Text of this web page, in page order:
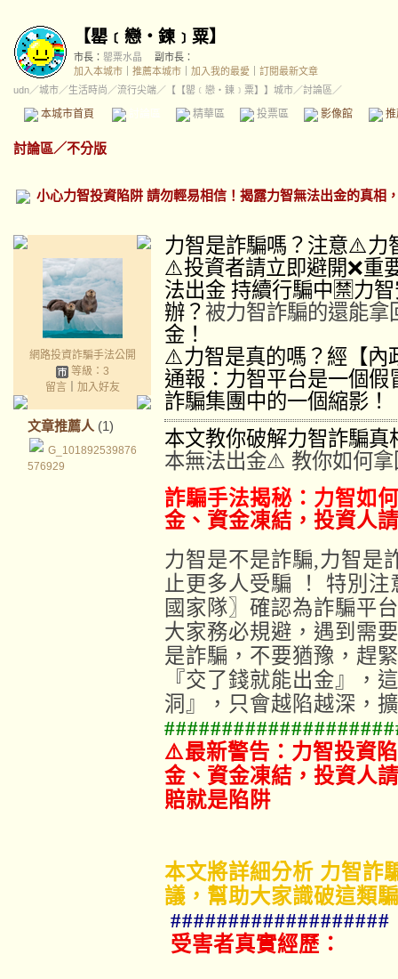
【罌﹝戀‧鍊﹞粟】
市長： 罌粟水晶
副市長：
加入本城市
推薦本城市 加入我的最愛
訂閱最新文章
udn／城市／生活時尚 ／流行尖端／ 【【罌﹝戀‧鍊﹞粟】】城市／討論區／
本城市首頁 精華區 投票區 影像館
討論區／不分版
小心力智投資陷阱 請勿輕易相信！揭露力智無法出金的真相
網路投資詐騙手法公開
等級：3
留言｜ 加入好友
文章推薦人 (1)
G_101892539876
576929
力智是詐騙嗎？注意⚠️力
⚠️投資者請立即避開❌重
法出金 持續行騙中🈲力智
辦？ 被力智詐騙的還能拿
金！
⚠️力智是真的嗎？ 經【內
通報：力智平台是一個
詐騙集團中的一個縮影！
本文教你破解力智詐騙真
本無法出金⚠️ 教你如何拿
詐騙手法揭秘：力智如
金、資金凍結，投資人
力智是不是詐騙,力智是
止更多人受騙 ！
特別注
國家隊〗確認為詐騙平
大家務必規避，遇到需
是詐騙，不要猶豫，趕
『交了錢就能出金』，
洞』，只會越陷越深，
⚠️最新警告：力智投資
金、資金凍結，投資人
賠就是陷阱
本文將詳細分析 力智詐
議，幫助大家識破這類
###################
受害者真實經歷：